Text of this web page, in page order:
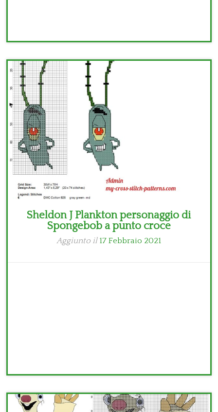
Sheldon J Plankton personaggio di
Spongebob a punto croce
Aggiunto il 17 Febbraio 2021